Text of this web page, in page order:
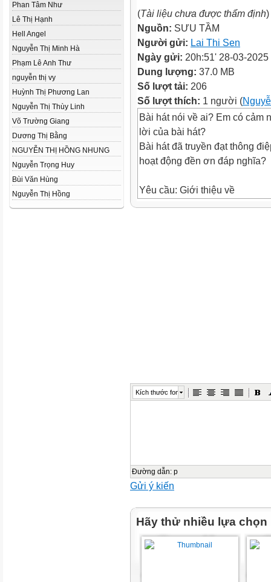
Phan Tâm Như
Lê Thị Hạnh
Hell Angel
Nguyễn Thị Minh Hà
Phạm Lê Anh Thư
nguyễn thị vy
Huỳnh Thị Phương Lan
Nguyễn Thị Thùy Linh
Võ Trường Giang
Dương Thị Bằng
NGUYỄN THỊ HỒNG NHUNG
Nguyễn Trọng Huy
Bùi Văn Hùng
Nguyễn Thị Hồng
(Tài liệu chưa được thẩm định)
Nguồn: SƯU TẦM
Người gửi: Lai Thi Sen
Ngày gửi: 20h:51' 28-03-2025
Dung lượng: 37.0 MB
Số lượt tải: 206
Số lượt thích: 1 người (
Bài hát nói về ai? Em có cảm
lời của bài hát?
Bài hát đã truyền đạt thông
hoạt động đền ơn đáp nghĩa?
Yêu cầu: Giới thiệu về
- Các học sinh còn lại quan
nghe nhóm bạn trình bày.
nhóm bạn theo các tiêu chí.
Ví dụ :
Kích thước font
Đường dẫn: p
Gửi ý kiến
Hãy thử nhiều lựa chọn